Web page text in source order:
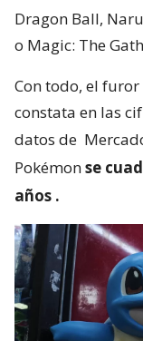
Dragon Ball,
o Magic: The
Con todo, el
constata en las
datos de
Pokémonse
años .